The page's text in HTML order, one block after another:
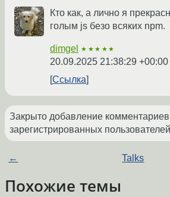
Кто как, а лично я
голым js безо всяких npm.
dimgel ★★★★★
20.09.2025 21:38:29 +00:00
Ссылка
Закрыто добавление
зарегистрированных
← Talks
Похожие темы